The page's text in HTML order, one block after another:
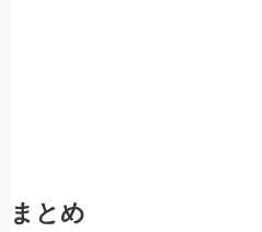
まとめ